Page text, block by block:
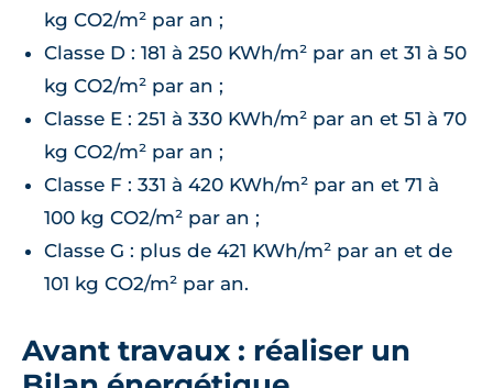
kg CO2/m² par an ;
Classe D : 181 à 250 KWh/m² par an et 31 à 50
kg CO2/m² par an ;
Classe E : 251 à 330 KWh/m² par an et 51 à 70
kg CO2/m² par an ;
Classe F : 331 à 420 KWh/m² par an et 71 à
100 kg CO2/m² par an ;
Classe G : plus de 421 KWh/m² par an et de
101 kg CO2/m² par an.
Avant travaux : réaliser un